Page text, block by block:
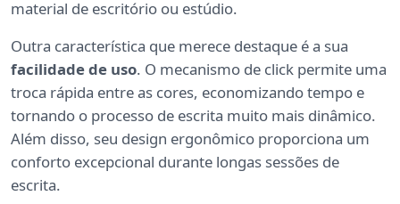
material de escritório ou estúdio.
Outra característica que merece destaque é a sua
facilidade de uso. O mecanismo de click permite uma
troca rápida entre as cores, economizando tempo e
tornando o processo de escrita muito mais dinâmico.
Além disso, seu design ergonômico proporciona um
conforto excepcional durante longas sessões de
escrita.